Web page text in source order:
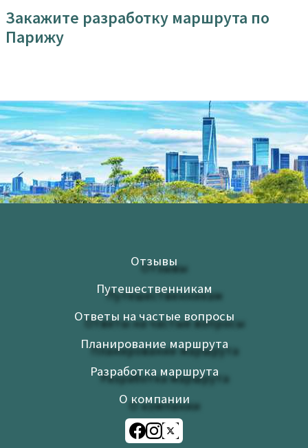
Закажите разработку маршрута по
Парижу
Отзывы
Путешественникам
Ответы на частые вопросы
Планирование маршрута
Разработка маршрута
О компании